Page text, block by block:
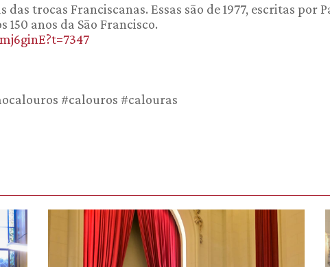
trocas Franciscanas. Essas são de 1977, escritas por
anos da São Francisco.
#calouros #calouras